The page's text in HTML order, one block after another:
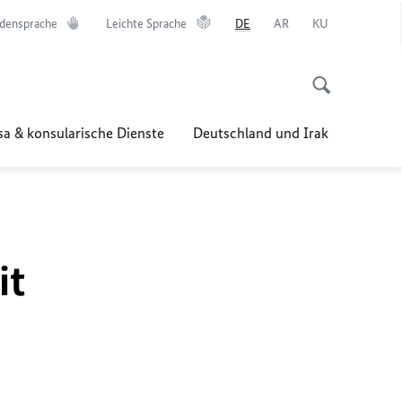
Leichte Sprache DE AR KU
& konsularische Dienste Deutschland und Irak